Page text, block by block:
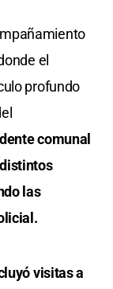
el
profundo
comunal
las
visitas a